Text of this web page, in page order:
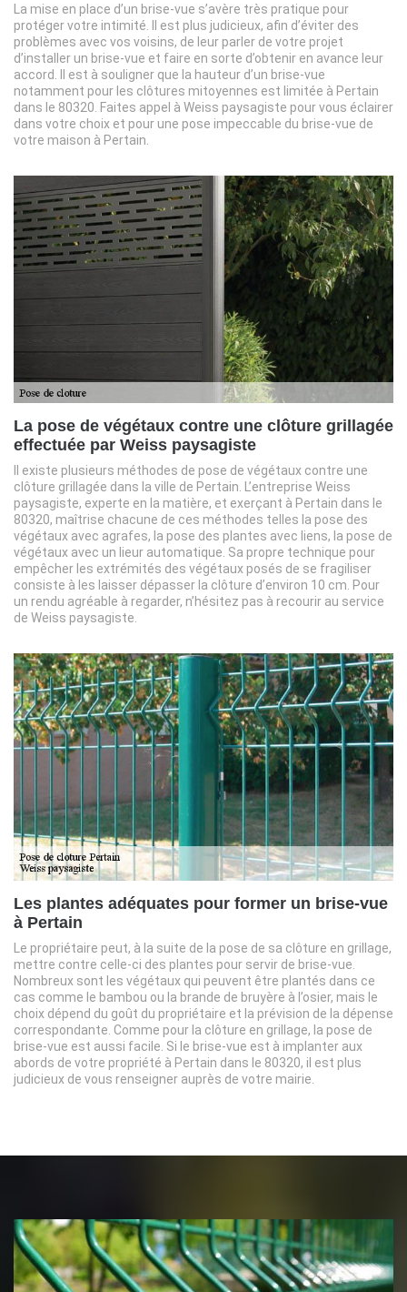
La mise en place d’un brise-vue s’avère très pratique pour
protéger votre intimité. Il est plus judicieux, afin d’éviter des
problèmes avec vos voisins, de leur parler de votre projet
d’installer un brise-vue et faire en sorte d’obtenir en avance leur
accord. Il est à souligner que la hauteur d’un brise-vue
notamment pour les clôtures mitoyennes est limitée à Pertain
dans le 80320. Faites appel à Weiss paysagiste pour vous éclairer
dans votre choix et pour une pose impeccable du brise-vue de
votre maison à Pertain.
La pose de végétaux contre une clôture grillagée
effectuée par Weiss paysagiste
Il existe plusieurs méthodes de pose de végétaux contre une
clôture grillagée dans la ville de Pertain. L’entreprise Weiss
paysagiste, experte en la matière, et exerçant à Pertain dans le
80320, maîtrise chacune de ces méthodes telles la pose des
végétaux avec agrafes, la pose des plantes avec liens, la pose de
végétaux avec un lieur automatique. Sa propre technique pour
empêcher les extrémités des végétaux posés de se fragiliser
consiste à les laisser dépasser la clôture d’environ 10 cm. Pour
un rendu agréable à regarder, n’hésitez pas à recourir au service
de Weiss paysagiste.
Les plantes adéquates pour former un brise-vue
à Pertain
Le propriétaire peut, à la suite de la pose de sa clôture en grillage,
mettre contre celle-ci des plantes pour servir de brise-vue.
Nombreux sont les végétaux qui peuvent être plantés dans ce
cas comme le bambou ou la brande de bruyère à l’osier, mais le
choix dépend du goût du propriétaire et la prévision de la dépense
correspondante. Comme pour la clôture en grillage, la pose de
brise-vue est aussi facile. Si le brise-vue est à implanter aux
abords de votre propriété à Pertain dans le 80320, il est plus
judicieux de vous renseigner auprès de votre mairie.